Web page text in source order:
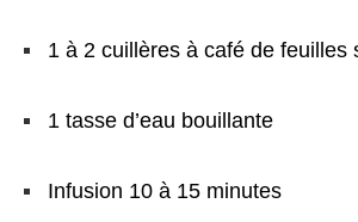
1 à 2 cuillères à café de feuilles
1 tasse d’eau bouillante
Infusion 10 à 15 minutes